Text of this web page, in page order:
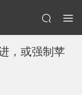
，或强制苹